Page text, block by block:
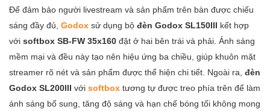
Để đảm bảo người livestream và sản phẩm trên bàn được chiếu
sáng đầy đủ, Godox sử dụng bộ đèn Godox SL150III kết hợp
với softbox SB-FW 35x160 đặt ở hai bên trái và phải. Ánh sáng
mềm mại và đều này tạo nên hiệu ứng ba chiều, giúp khuôn mặt
streamer rõ nét và sản phẩm được thể hiện chi tiết. Ngoài ra, đèn
Godox SL200III với softbox tương tự được treo phía trên để làm
ánh sáng bổ sung, tăng độ sáng và hạn chế bóng tối không mong